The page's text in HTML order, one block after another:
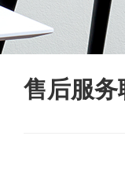
售后服务